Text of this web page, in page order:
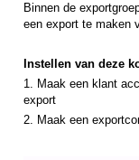
Binnen de
een export te maken
Instellen van deze
1. Maak een klant
export
2. Maak een